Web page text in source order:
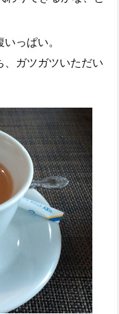
っぱい。
、ガツガツいただい